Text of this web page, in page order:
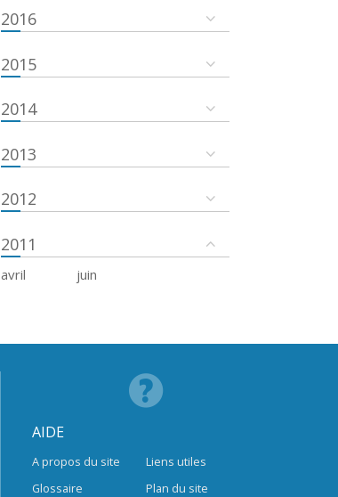
2016
2015
2014
2013
2012
2011
avril juin
AIDE
A propos du site
Glossaire
Liens utiles
Plan du site